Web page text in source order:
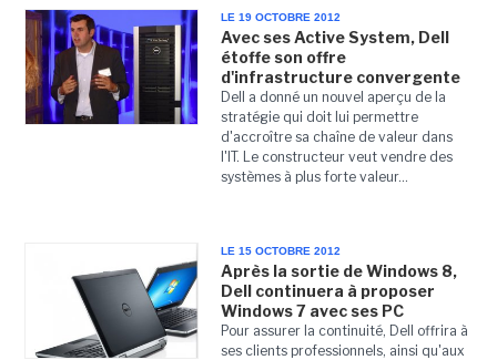
LE 19 OCTOBRE 2012
Avec ses Active System, Dell
étoffe son offre
d'infrastructure convergente
Dell a donné un nouvel aperçu de la
stratégie qui doit lui permettre
d'accroître sa chaîne de valeur dans
l'IT. Le constructeur veut vendre des
systèmes à plus forte valeur...
LE 15 OCTOBRE 2012
Après la sortie de Windows 8,
Dell continuera à proposer
Windows 7 avec ses PC
Pour assurer la continuité, Dell offrira à
ses clients professionnels, ainsi qu'aux